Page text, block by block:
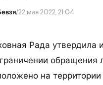
/22 мая 2022, 21:04
Рада утвердила
обращения
на